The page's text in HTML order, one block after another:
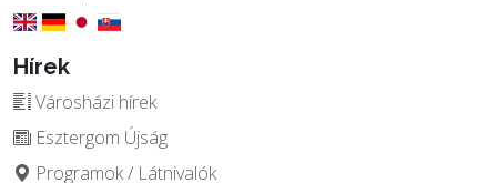
Hírek
Városházi hírek
Esztergom Újság
Programok / Látnivalók